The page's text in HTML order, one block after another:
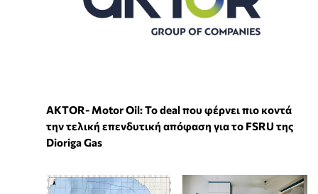
ΑKTOR- Motor Oil: Το deal που φέρνει πιο κοντά
την τελική επενδυτική απόφαση για το FSRU της
Dioriga Gas